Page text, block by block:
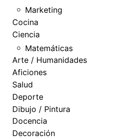
Marketing
Cocina
Ciencia
Matemáticas
Arte / Humanidades
Aficiones
Salud
Deporte
Dibujo / Pintura
Docencia
Decoración